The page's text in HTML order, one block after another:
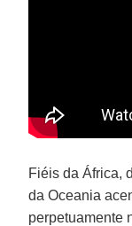
Fiéis da África,
da Oceania
perpetuamente